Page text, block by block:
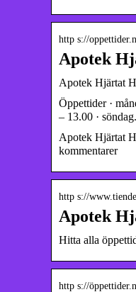
http s://
Apotek
Apotek Hjärtat
Öppettider ·
– 13.00 ·
Apotek Hjärtat
kommentarer
http s://
Apotek
Hitta alla
http s://